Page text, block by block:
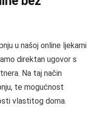
u našoj online ljekarni
direktan ugovor s
Na taj način
te mogućnost
vlastitog doma.